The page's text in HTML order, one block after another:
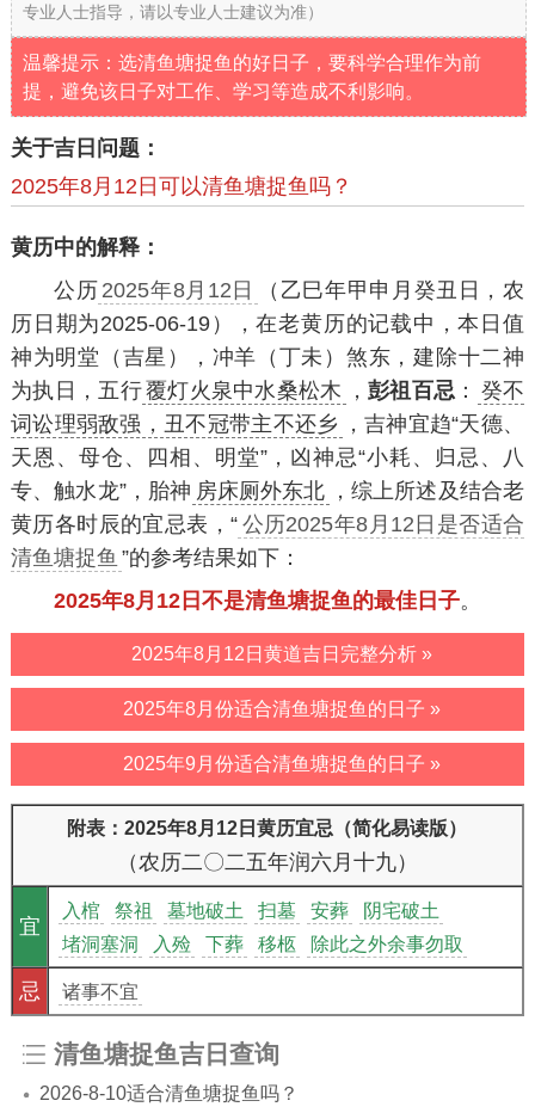
专业人士指导，请以专业人士建议为准）
温馨提示：选清鱼塘捉鱼的好日子，要科学合理作为前
提，避免该日子对工作、学习等造成不利影响。
关于吉日问题：
2025年8月12日可以清鱼塘捉鱼吗？
黄历中的解释：
公历 2025年8月12日
（乙巳年甲申月癸丑日，农
历日期为2025-06-19），在老黄历的记载中，本日值
神为明堂（吉星），冲羊（丁未）煞东，建除十二神
为执日，五行覆灯火泉中水桑松木 ，彭祖百忌 ： 癸不
词讼理弱敌强，丑不冠带主不还乡
，吉神宜趋“天德、
天恩、母仓、四相、明堂”，凶神忌“小耗、归忌、八
专、触水龙”，胎神 房床厕外东北 ，综上所述及结合老
黄历各时辰的宜忌表，“ 公历2025年8月12日是否适合
清鱼塘捉鱼 ”的参考结果如下：
2025年8月12日不是清鱼塘捉鱼的最佳日子。
2025年8月12日黄道吉日完整分析 »
2025年8月份适合清鱼塘捉鱼的日子 »
2025年9月份适合清鱼塘捉鱼的日子 »
附表：2025年8月12日黄历宜忌（简化易读版）
（农历二〇二五年润六月十九）
宜
入棺 祭祖 墓地破土 扫墓 安葬
阴宅破土
堵洞塞洞
入殓 下葬 移柩
除此之外余事勿取
忌
诸事不宜
清鱼塘捉鱼吉日查询
2026-8-10适合清鱼塘捉鱼吗？